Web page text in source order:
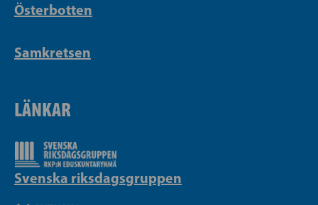
Österbotten
Samkretsen
LÄNKAR
Svenska riksdagsgruppen